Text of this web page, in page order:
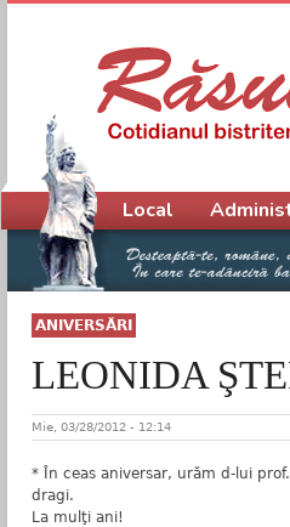
ANIVERSĂRI
LEONIDA
Mie, 03/28/2012 - 12:14
* În ceas aniversar, urăm d-lui
dragi.
La mulţi ani!
Meniu principal
Local